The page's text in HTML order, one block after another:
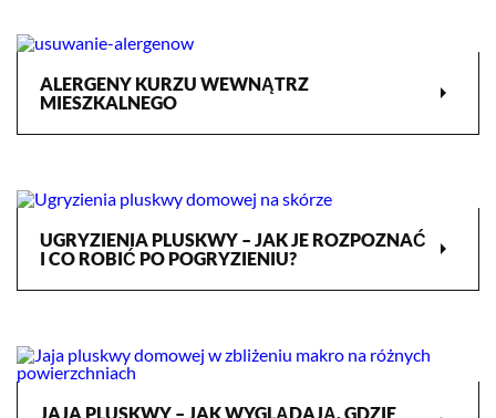
ALERGENY KURZU WEWNĄTRZ
MIESZKALNEGO
arrow_right
UGRYZIENIA PLUSKWY – JAK JE ROZPOZNAĆ
I CO ROBIĆ PO POGRYZIENIU?
arrow_right
JAJA PLUSKWY – JAK WYGLĄDAJĄ, GDZIE